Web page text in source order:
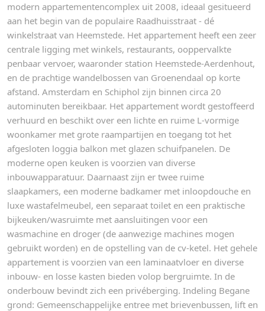
modern appartementencomplex uit 2008, ideaal gesitueerd
aan het begin van de populaire Raadhuisstraat - dé
winkelstraat van Heemstede. Het appartement heeft een zeer
centrale ligging met winkels, restaurants, ooppervalkte
penbaar vervoer, waaronder station Heemstede-Aerdenhout,
en de prachtige wandelbossen van Groenendaal op korte
afstand. Amsterdam en Schiphol zijn binnen circa 20
autominuten bereikbaar. Het appartement wordt gestoffeerd
verhuurd en beschikt over een lichte en ruime L-vormige
woonkamer met grote raampartijen en toegang tot het
afgesloten loggia balkon met glazen schuifpanelen. De
moderne open keuken is voorzien van diverse
inbouwapparatuur. Daarnaast zijn er twee ruime
slaapkamers, een moderne badkamer met inloopdouche en
luxe wastafelmeubel, een separaat toilet en een praktische
bijkeuken/wasruimte met aansluitingen voor een
wasmachine en droger (de aanwezige machines mogen
gebruikt worden) en de opstelling van de cv-ketel. Het gehele
appartement is voorzien van een laminaatvloer en diverse
inbouw- en losse kasten bieden volop bergruimte. In de
onderbouw bevindt zich een privéberging. Indeling Begane
grond: Gemeenschappelijke entree met brievenbussen, lift en